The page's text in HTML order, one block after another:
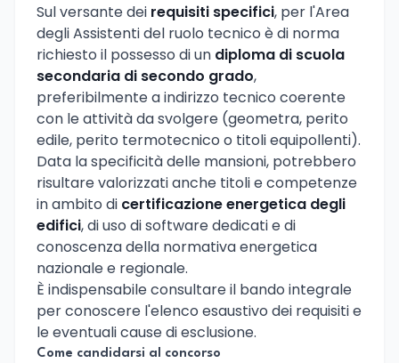
Sul versante dei requisiti specifici, per l'Area
degli Assistenti del ruolo tecnico è di norma
richiesto il possesso di un diploma di scuola
secondaria di secondo grado,
preferibilmente a indirizzo tecnico coerente
con le attività da svolgere (geometra, perito
edile, perito termotecnico o titoli equipollenti).
Data la specificità delle mansioni, potrebbero
risultare valorizzati anche titoli e competenze
in ambito di certificazione energetica degli
edifici, di uso di software dedicati e di
conoscenza della normativa energetica
nazionale e regionale.
È indispensabile consultare il bando integrale
per conoscere l'elenco esaustivo dei requisiti e
le eventuali cause di esclusione.
Come candidarsi al concorso